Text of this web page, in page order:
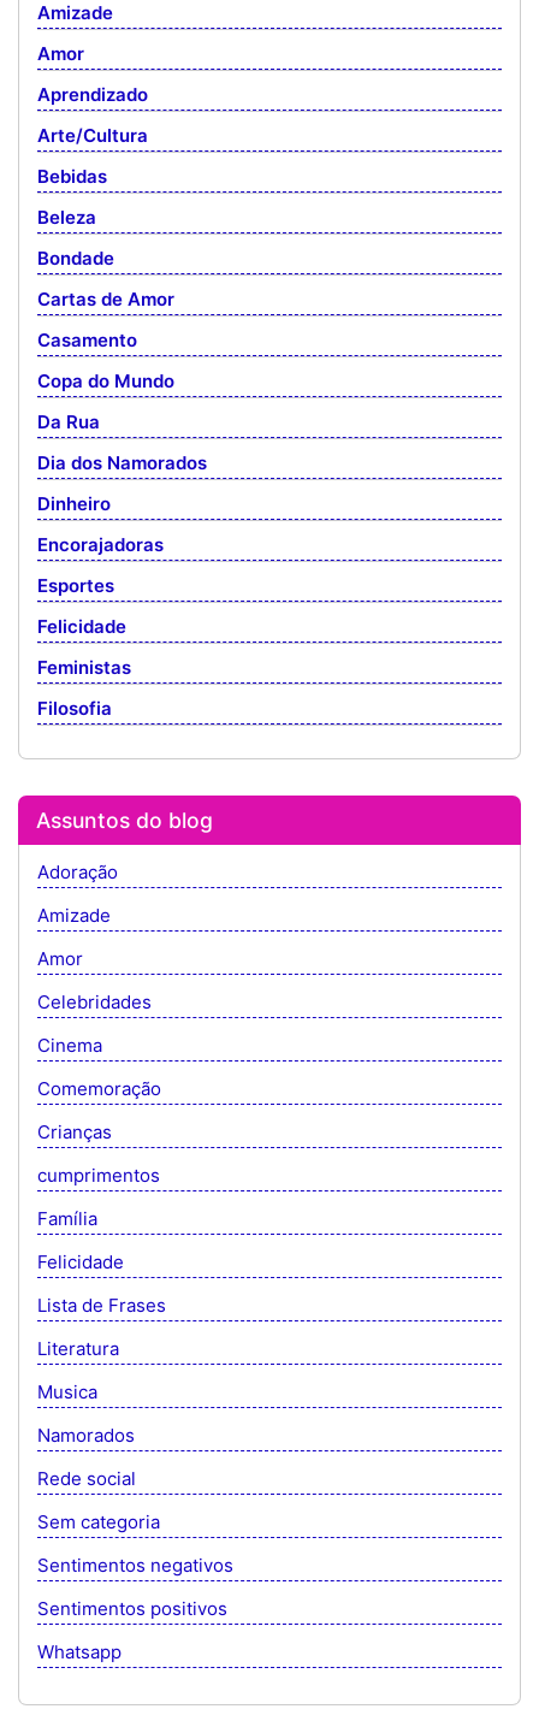
Amizade
Amor
Aprendizado
Arte/Cultura
Bebidas
Beleza
Bondade
Cartas de Amor
Casamento
Copa do Mundo
Da Rua
Dia dos Namorados
Dinheiro
Encorajadoras
Esportes
Felicidade
Feministas
Filosofia
Assuntos do blog
Adoração
Amizade
Amor
Celebridades
Cinema
Comemoração
Crianças
cumprimentos
Família
Felicidade
Lista de Frases
Literatura
Musica
Namorados
Rede social
Sem categoria
Sentimentos negativos
Sentimentos positivos
Whatsapp